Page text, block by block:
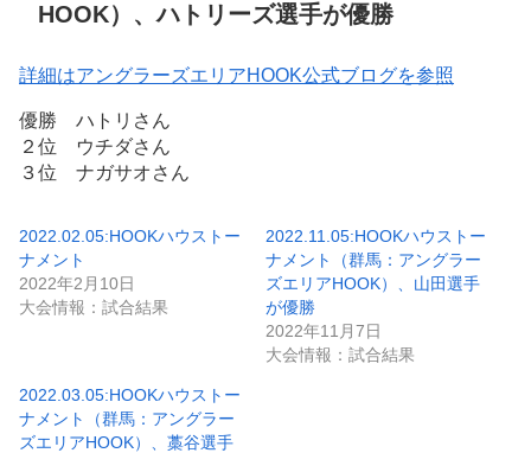
HOOK）、ハトリーズ選手が優勝
詳細はアングラーズエリアHOOK公式ブログを参照
優勝 ハトリさん
２位 ウチダさん
３位 ナガサオさん
2022.02.05:HOOKハウストー
ナメント
2022年2月10日
大会情報：試合結果
2022.11.05:HOOKハウストー
ナメント（群馬：アングラー
ズエリアHOOK）、山田選手
が優勝
2022年11月7日
大会情報：試合結果
2022.03.05:HOOKハウストー
ナメント（群馬：アングラー
ズエリアHOOK）、藁谷選手